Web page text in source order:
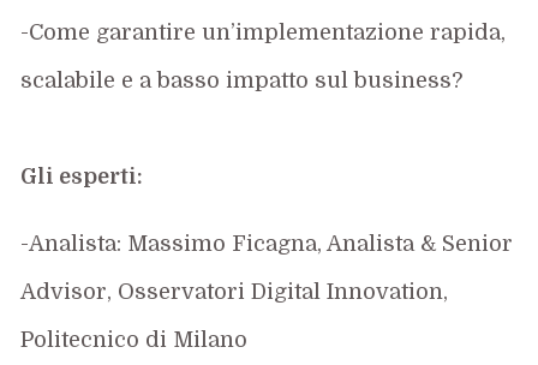
-Come garantire un’implementazione rapida,
scalabile e a basso impatto sul business?
Gli esperti:
-Analista: Massimo Ficagna, Analista & Senior
Advisor, Osservatori Digital Innovation,
Politecnico di Milano